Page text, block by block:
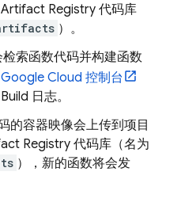
Artifact Registry 代码库
）。
检索函数代码并构建函数
Google Cloud 控制台
日志。
的容器映像会上传到项目
Registry 代码库（名为
），新的函数将会发